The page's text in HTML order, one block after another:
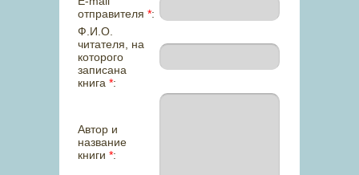
отправителя *:
Ф.И.О.
читателя, на
которого
записана
книга *:
Автор и
название
книги *: